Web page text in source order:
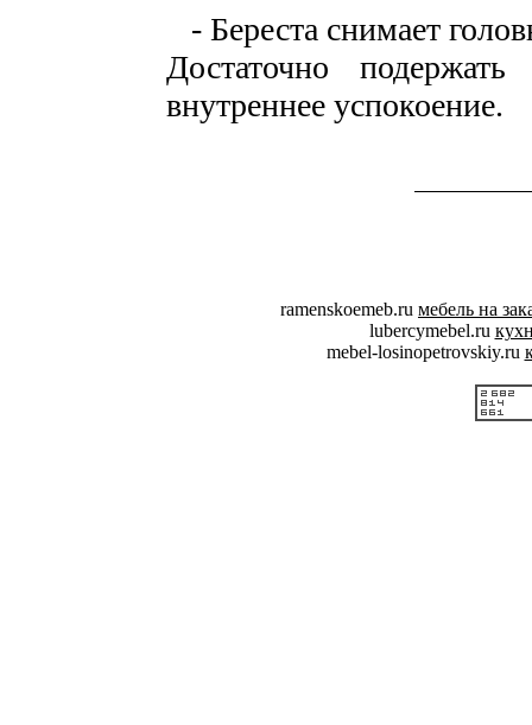
- Береста снимает
Достаточно
внутреннее успокоение.
ramenskoemeb.ru мебель на
lubercymebel.ru
mebel-losinopetrovskiy.ru